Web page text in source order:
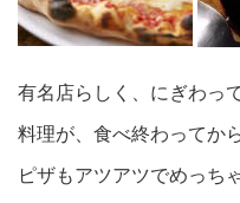
有名店らしく、にぎわっ
料理が、食べ終わってか
ピザもアツアツでめっち